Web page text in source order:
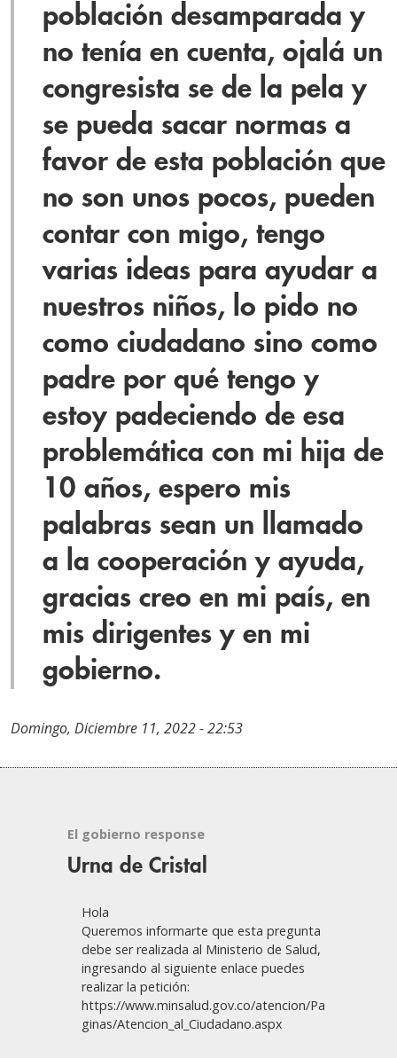
población desamparada y
no tenía en cuenta, ojalá un
congresista se de la pela y
se pueda sacar normas a
favor de esta población que
no son unos pocos, pueden
contar con migo, tengo
varias ideas para ayudar a
nuestros niños, lo pido no
como ciudadano sino como
padre por qué tengo y
estoy padeciendo de esa
problemática con mi hija de
10 años, espero mis
palabras sean un llamado
a la cooperación y ayuda,
gracias creo en mi país, en
mis dirigentes y en mi
gobierno.
Domingo, Diciembre 11, 2022 - 22:53
El gobierno response
Urna de Cristal
Hola
Queremos informarte que esta pregunta
debe ser realizada al Ministerio de Salud,
ingresando al siguiente enlace puedes
realizar la petición:
https://www.minsalud.gov.co/atencion/Pa
ginas/Atencion_al_Ciudadano.aspx